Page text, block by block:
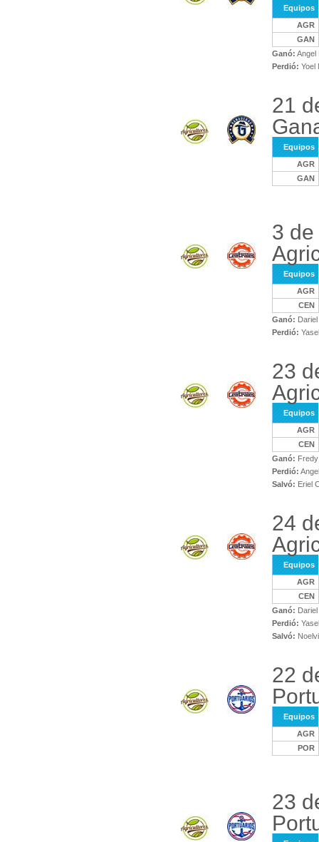
Equipos
AGR
GAN
Ganó: Angel
Perdió: Yoel
21
Equipos
AGR
GAN
3
Equipos
AGR
CEN
Ganó:
Perdió:
23
Equipos
AGR
CEN
Ganó:
Perdió:
Salvó: Eriel
24
Equipos
AGR
CEN
Ganó:
Perdió:
Salvó:
22
Equipos
AGR
POR
23